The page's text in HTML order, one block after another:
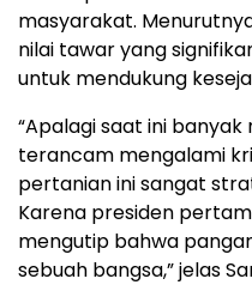
masyarakat.
nilai tawar yang
untuk mendukung
“Apalagi saat ini
terancam mengalami
pertanian ini sangat
Karena presiden
mengutip bahwa
sebuah bangsa,” jelas